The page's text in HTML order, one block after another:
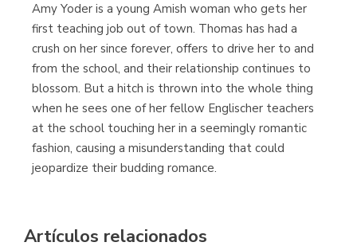
Librería Kolima
(Madrid)
Librería Proteo
(Málaga)
Amy Yoder is a young Amish woman who gets her
first teaching job out of town. Thomas has had a
crush on her since forever, offers to drive her to and
from the school, and their relationship continues to
blossom. But a hitch is thrown into the whole thing
when he sees one of her fellow Englischer teachers
at the school touching her in a seemingly romantic
fashion, causing a misunderstanding that could
jeopardize their budding romance.
Artículos relacionados